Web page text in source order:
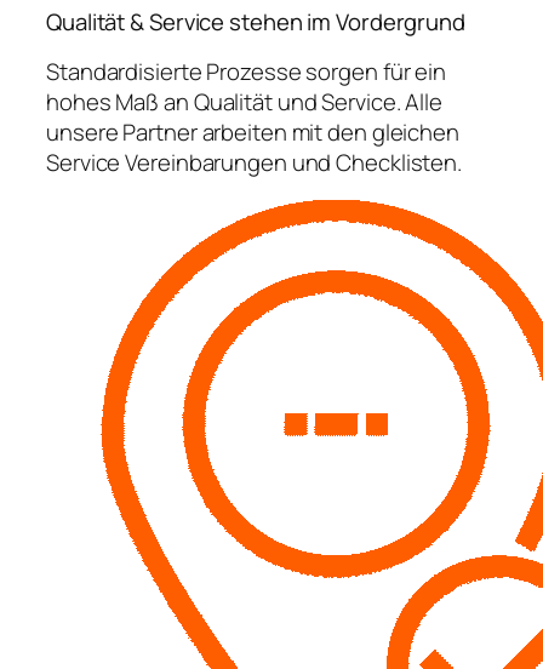
Qualität & Service stehen im Vordergrund
Standardisierte Prozesse sorgen für ein
hohes Maß an Qualität und Service. Alle
unsere Partner arbeiten mit den gleichen
Service Vereinbarungen und Checklisten.